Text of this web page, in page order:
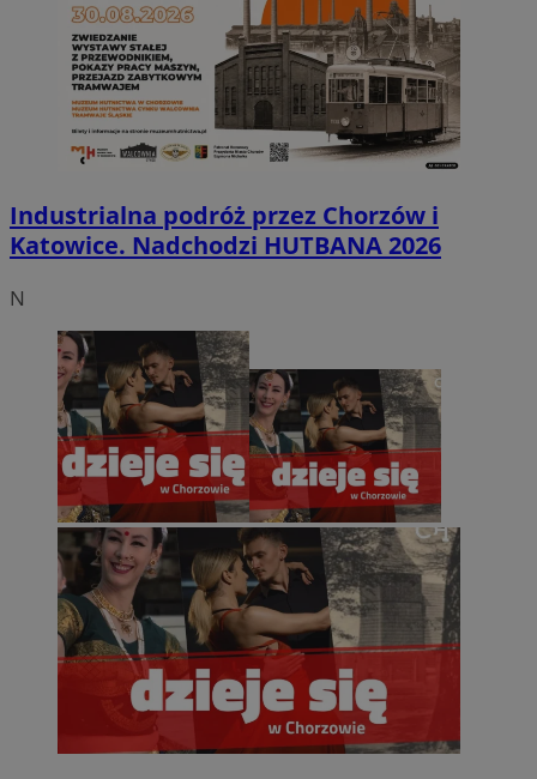
Industrialna podróż przez Chorzów i
Katowice. Nadchodzi HUTBANA 2026
N